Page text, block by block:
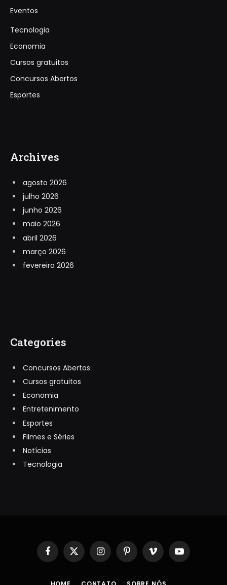
Eventos
Tecnologia
Economia
Cursos gratuitos
Concursos Abertos
Esportes
Archives
agosto 2026
julho 2026
junho 2026
maio 2026
abril 2026
março 2026
fevereiro 2026
Categories
Concursos Abertos
Cursos gratuitos
Economia
Entretenimento
Esportes
Filmes e Séries
Notícias
Tecnologia
Facebook
X
(Twitter)
InstagramPinterestVimeo YouTube